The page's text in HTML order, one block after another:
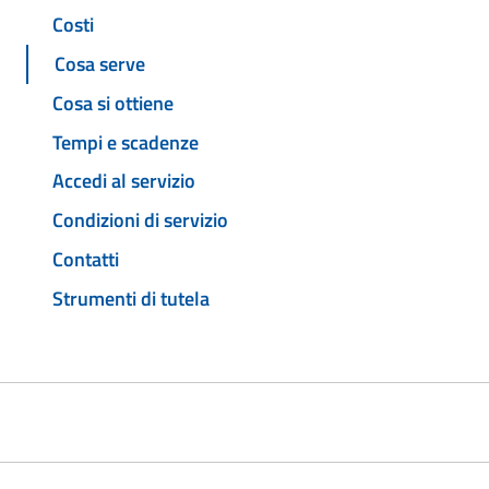
Costi
Cosa serve
Cosa si ottiene
Tempi e scadenze
Accedi al servizio
Condizioni di servizio
Contatti
Strumenti di tutela